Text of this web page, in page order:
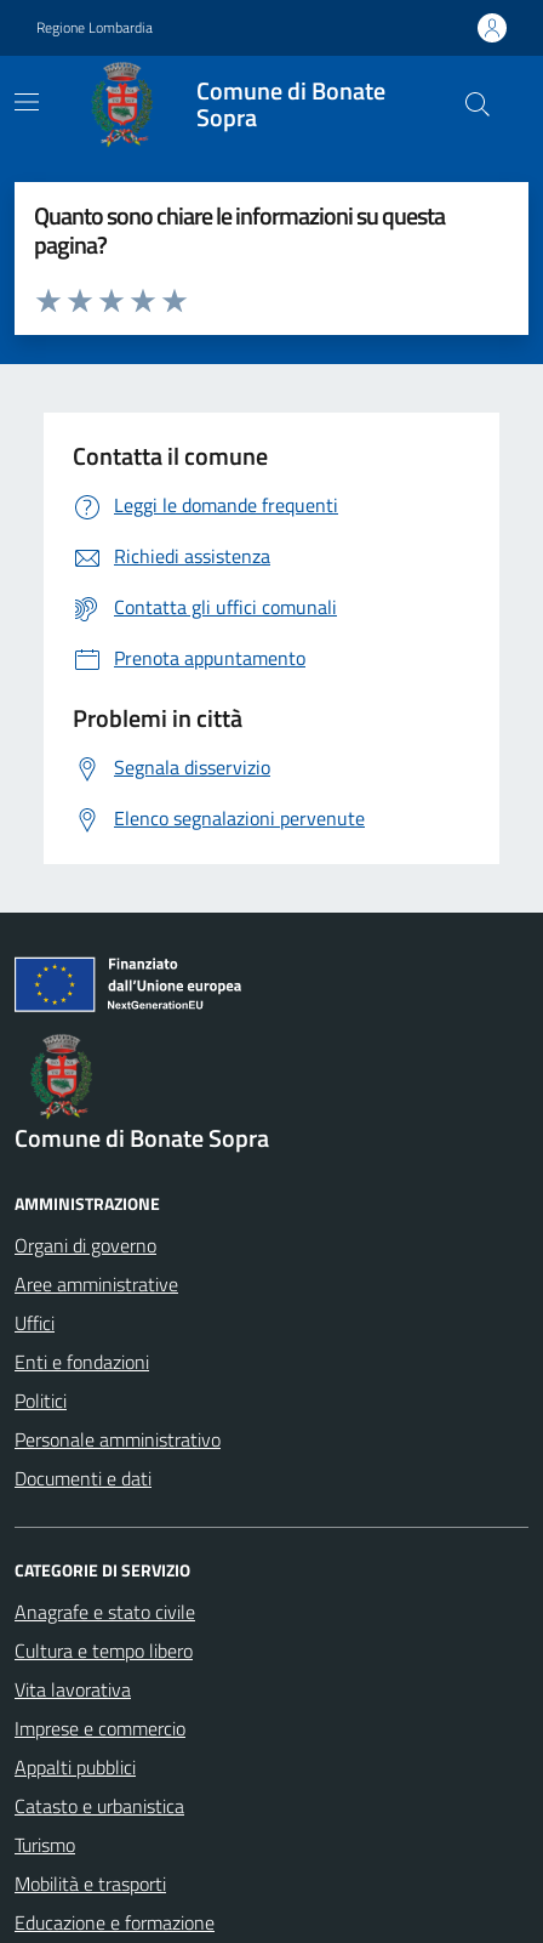
Regione Lombardia
Comune di Bonate
Sopra
Quanto sono chiare le informazioni su questa
pagina?
Valuta da 1 a 5 stelle la pagina
Valuta 5 stelle su 5
Valuta 4 stelle su 5
Valuta 3 stelle su 5
Valuta 2 stelle su 5
Valuta 1 stelle su 5
Contatta il comune
Leggi le domande frequenti
Richiedi assistenza
Contatta gli uffici comunali
Prenota appuntamento
Problemi in città
Segnala disservizio
Elenco segnalazioni pervenute
Comune di Bonate Sopra
AMMINISTRAZIONE
Organi di governo
Aree amministrative
Uffici
Enti e fondazioni
Politici
Personale amministrativo
Documenti e dati
CATEGORIE DI SERVIZIO
Anagrafe e stato civile
Cultura e tempo libero
Vita lavorativa
Imprese e commercio
Appalti pubblici
Catasto e urbanistica
Turismo
Mobilità e trasporti
Educazione e formazione